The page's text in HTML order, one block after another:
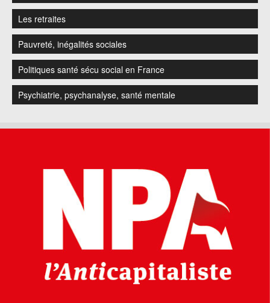
Les retraites
Pauvreté, inégalités sociales
Politiques santé sécu social en France
Psychiatrie, psychanalyse, santé mentale